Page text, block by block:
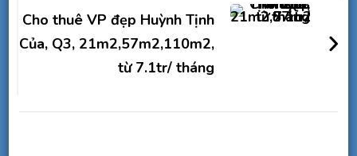
Cho thuê VP đẹp Huỳnh Tịnh
Của, Q3, 21m2,57m2,110m2,
từ 7.1tr/ tháng